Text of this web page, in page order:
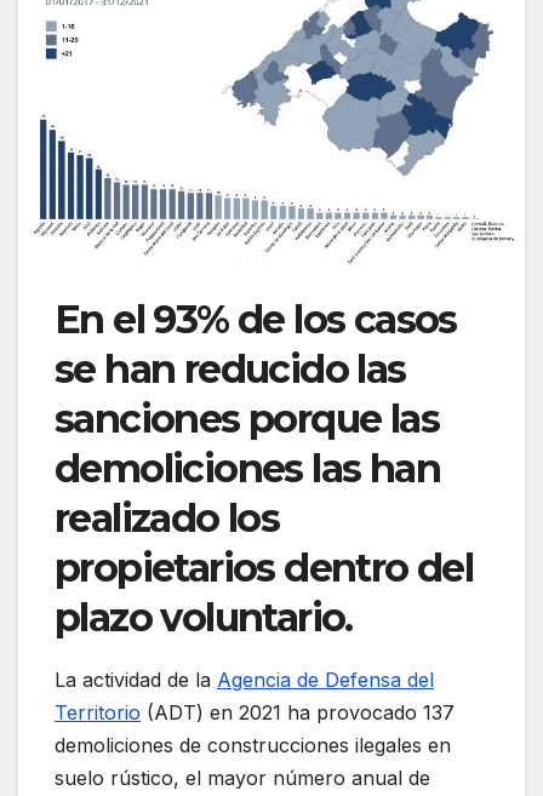
En el 93% de los casos
se han reducido las
sanciones porque las
demoliciones las han
realizado los
propietarios dentro del
plazo voluntario.
La actividad de la Agencia de Defensa del
Territorio (ADT) en 2021 ha provocado 137
demoliciones de construcciones ilegales en
suelo rústico, el mayor número anual de